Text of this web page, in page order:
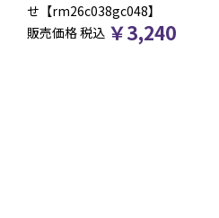
せ【rm26c038gc048】
販売価格税込 ￥3,240